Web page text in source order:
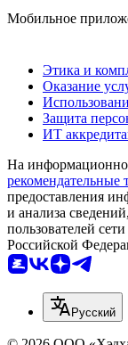
Мобильное
Этика и
Оказание
Защита
ИТ
На
рекомендательные
предоставления
и анализа
пользователей
Российской
Русский